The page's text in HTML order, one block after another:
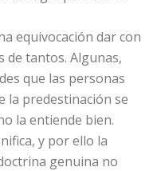
equivocación dar con
de tantos. Algunas,
que las personas
la predestinación se
la entiende bien.
y por ello la
genuina no